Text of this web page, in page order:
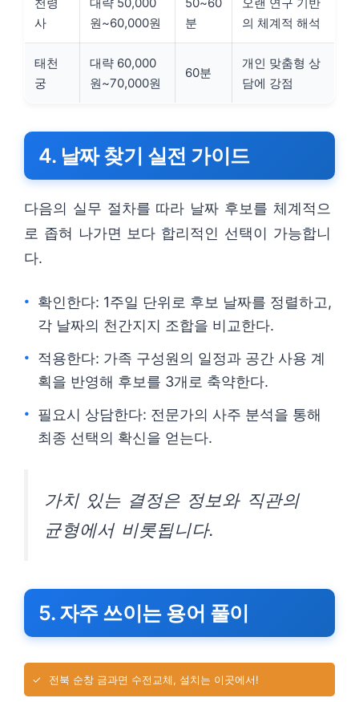
사
원~60,000원
분
의 체계적 해석
태천
궁
대략 60,000
원~70,000원
60분
개인 맞춤형 상
담에 강점
4. 날짜 찾기 실전 가이드
다음의 실무 절차를 따라 날짜 후보를 체계적으
로 좁혀 나가면 보다 합리적인 선택이 가능합니
다.
확인한다: 1주일 단위로 후보 날짜를 정렬하고,
각 날짜의 천간지지 조합을 비교한다.
적용한다: 가족 구성원의 일정과 공간 사용 계
획을 반영해 후보를 3개로 축약한다.
필요시 상담한다: 전문가의 사주 분석을 통해
최종 선택의 확신을 얻는다.
가치 있는 결정은 정보와 직관의
균형에서 비롯됩니다.
5. 자주 쓰이는 용어 풀이
✓ 전북 순창 금과면 수전교체, 설치는 이곳에서!